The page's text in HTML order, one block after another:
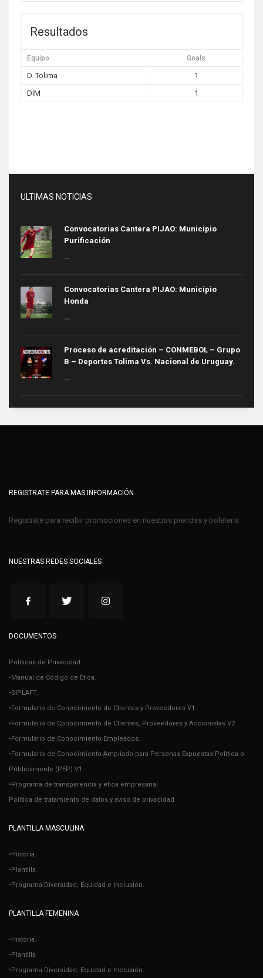
Resultados
Equipo Goals
D. Tolima
1
DIM
1
ULTIMAS NOTICIAS
Convocatorias Cantera PIJAO: Municipio
Purificación
...
Convocatorias Cantera PIJAO: Municipio
Honda
...
Proceso de acreditación – CONMEBOL – Grupo
B – Deportes Tolima Vs. Nacional de Uruguay.
...
REGISTRATE PARA MAS INFORMACIÓN
Registrate para recibir promociones en nuestras prendas y boleteria
NUESTRAS REDES SOCIALES
DOCUMENTOS
Políticas de Privacidad
•Manual de Código de Ética.
•SIPLAFT.
•Formulario de Conocimiento de Clientes y Proveedores V1.
•Formulario de Conocimiento de Clientes, Proveedores y Accionistas V2.
•Formulario de Conocimiento Empleados.
•Formulario de Conocimiento Ampliado para Personas Expuestas Política o
Públicamente (PEP) V1.
•Programa de transparencia y ética empresarial.
Politica de tratamiento de datos y aviso de privacidad
PLANTILLA MASCULINA
•Historia.
•Plantilla.
•Programa Diversidad, Equidad e Inclusión.
PLANTILLA FEMENINA
•Historia.
•Plantilla.
•Programa Diversidad, Equidad e Inclusión.